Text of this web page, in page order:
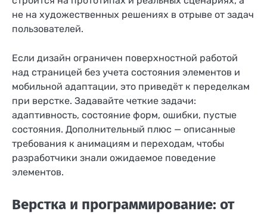
не на художественных решениях в отрыве от задач
пользователей.
Если дизайн ограничен поверхностной работой
над страницей без учета состояния элементов и
мобильной адаптации, это приведёт к переделкам
при верстке. Задавайте четкие задачи:
адаптивность, состояние форм, ошибки, пустые
состояния. Дополнительный плюс — описанные
требования к анимациям и переходам, чтобы
разработчики знали ожидаемое поведение
элементов.
Верстка и программирование: от